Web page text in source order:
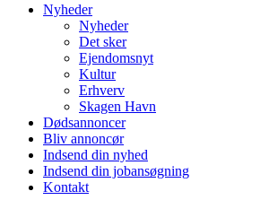
Nyheder
Nyheder
Det sker
Ejendomsnyt
Kultur
Erhverv
Skagen Havn
Dødsannoncer
Bliv annoncør
Indsend din nyhed
Indsend din jobansøgning
Kontakt